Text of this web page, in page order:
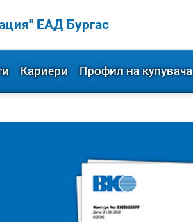
ЕАД Бургас
Кариери Профил на купувача